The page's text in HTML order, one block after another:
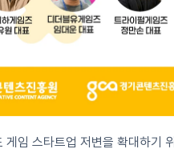
임 스타트업 저변을 확대하기